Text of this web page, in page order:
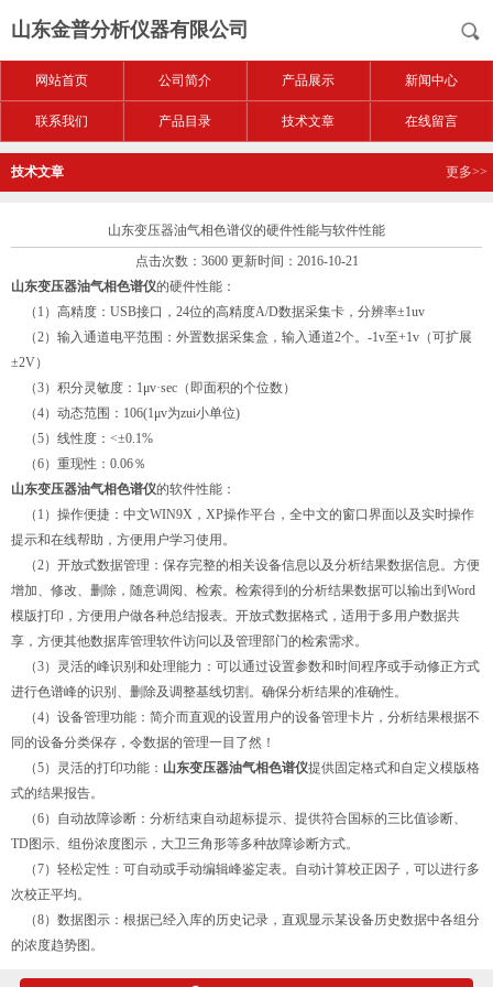
山东金普分析仪器有限公司
网站首页 公司简介 产品展示 新闻中心
联系我们 产品目录 技术文章 在线留言
技术文章 更多>>
山东变压器油气相色谱仪的硬件性能与软件性能
点击次数：3600 更新时间：2016-10-21
山东变压器油气相色谱仪的硬件性能：
（1）高精度：USB接口，24位的高精度A/D数据采集卡，分辨率±1uv
（2）输入通道电平范围：外置数据采集盒，输入通道2个。-1v至+1v（可扩展
±2V）
（3）积分灵敏度：1μv·sec（即面积的个位数）
（4）动态范围：106(1μv为zui小单位)
（5）线性度：<±0.1%
（6）重现性：0.06％
山东变压器油气相色谱仪的软件性能：
（1）操作便捷：中文WIN9X，XP操作平台，全中文的窗口界面以及实时操作
提示和在线帮助，方便用户学习使用。
（2）开放式数据管理：保存完整的相关设备信息以及分析结果数据信息。方便
增加、修改、删除，随意调阅、检索。检索得到的分析结果数据可以输出到Word
模版打印，方便用户做各种总结报表。开放式数据格式，适用于多用户数据共
享，方便其他数据库管理软件访问以及管理部门的检索需求。
（3）灵活的峰识别和处理能力：可以通过设置参数和时间程序或手动修正方式
进行色谱峰的识别、删除及调整基线切割。确保分析结果的准确性。
（4）设备管理功能：简介而直观的设置用户的设备管理卡片，分析结果根据不
同的设备分类保存，令数据的管理一目了然！
（5）灵活的打印功能： 山东变压器油气相色谱仪提供固定格式和自定义模版格
式的结果报告。
（6）自动故障诊断：分析结束自动超标提示、提供符合国标的三比值诊断、
TD图示、组份浓度图示，大卫三角形等多种故障诊断方式。
（7）轻松定性：可自动或手动编辑峰鉴定表。自动计算校正因子，可以进行多
次校正平均。
（8）数据图示：根据已经入库的历史记录，直观显示某设备历史数据中各组分
的浓度趋势图。